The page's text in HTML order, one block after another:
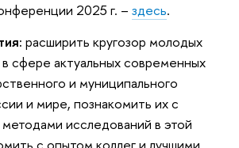
2025 г. – здесь.
расширить кругозор молодых
сфере актуальных современных
и муниципального
и мире, познакомить их с
исследований в этой
с опытом коллег и лучшими